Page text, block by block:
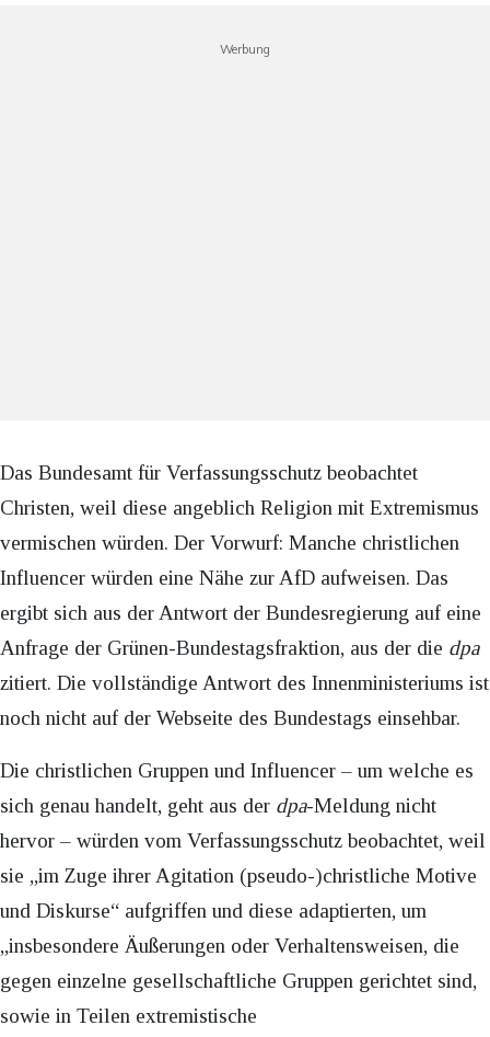
Werbung
Das Bundesamt für Verfassungsschutz beobachtet
Christen, weil diese angeblich Religion mit Extremismus
vermischen würden. Der Vorwurf: Manche christlichen
Influencer würden eine Nähe zur AfD aufweisen. Das
ergibt sich aus der Antwort der Bundesregierung auf eine
Anfrage der Grünen-Bundestagsfraktion, aus der die dpa
zitiert. Die vollständige Antwort des Innenministeriums ist
noch nicht auf der Webseite des Bundestags einsehbar.
Die christlichen Gruppen und Influencer – um welche es
sich genau handelt, geht aus der dpa-Meldung nicht
hervor – würden vom Verfassungsschutz beobachtet, weil
sie „im Zuge ihrer Agitation (pseudo-)christliche Motive
und Diskurse“ aufgriffen und diese adaptierten, um
„insbesondere Äußerungen oder Verhaltensweisen, die
gegen einzelne gesellschaftliche Gruppen gerichtet sind,
sowie in Teilen extremistische